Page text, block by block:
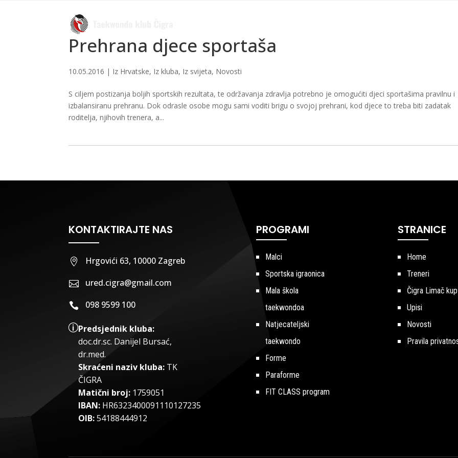
Prehrana djece sportaša
10.05.2016 | Iz Hrvatske, Iz kluba, Iz svijeta, Novosti
S ciljem postizanja boljih sportskih rezultata, te održavanja zdravlja potrebno je omogućiti djeci sportašima pravilnu i
izbalansiranu prehranu. Dok odrasle osobe mogu sami voditi brigu o svojoj prehrani, kod djece to treba biti zadatak
roditelja, njihovih trenera, a...
KONTAKTIRAJTE NAS
 Hrgovići 63, 10000 Zagreb
 ured.cigra@gmail.com
 098 9599 100
pPredsjednik kluba:
doc.dr.sc. Danijel Bursać,
dr.med.
Skraćeni naziv kluba: TK
ČIGRA
Matični broj: 1759051
IBAN: HR6323400091110127235
OIB:54188444912
PROGRAMI
Malci
Sportska igraonica
Mala škola
taekwondoa
Natjecateljski
taekwondo
Forme
Paraforme
FIT CLASS program
STRANICE
Home
Treneri
Čigra Limač kup
Upisi
Novosti
Pravila